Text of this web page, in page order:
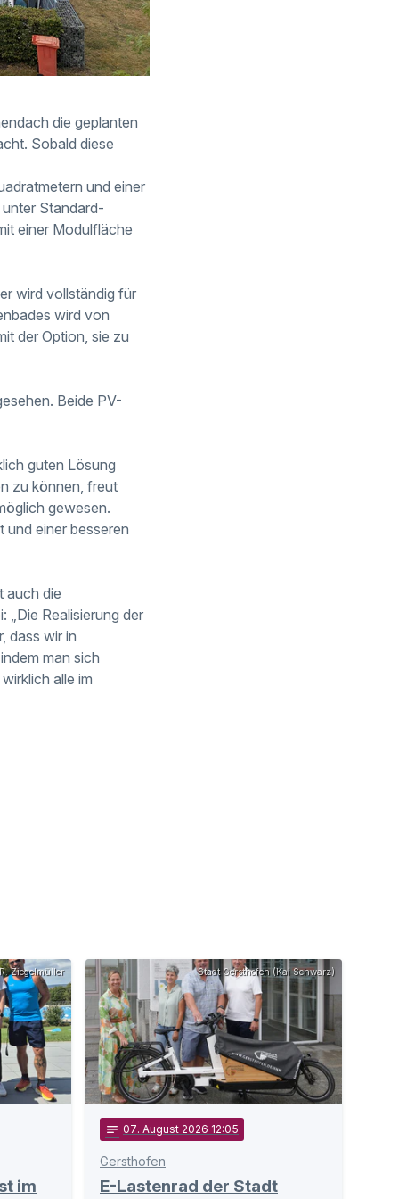
die geplanten
Sobald diese
und einer
Standard-
einer Modulfläche
wird vollständig für
wird von
der Option, sie zu
Beide PV-
guten Lösung
zu können, freut
gewesen.
und einer besseren
auch die
„Die Realisierung der
dass wir in
man sich
alle im
Ziegelmüller
im
Stadt Gersthofen (Kai Schwarz)
notes 07. August 2026 12:05
Gersthofen
E-Lastenrad der Stadt